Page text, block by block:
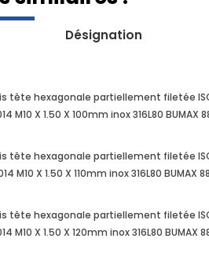
Désignation
tête hexagonale partiellement filetée
M10 X 1.50 X 100mm inox 316L80 BUMAX
tête hexagonale partiellement filetée
M10 X 1.50 X 110mm inox 316L80 BUMAX
tête hexagonale partiellement filetée
M10 X 1.50 X 120mm inox 316L80 BUMAX